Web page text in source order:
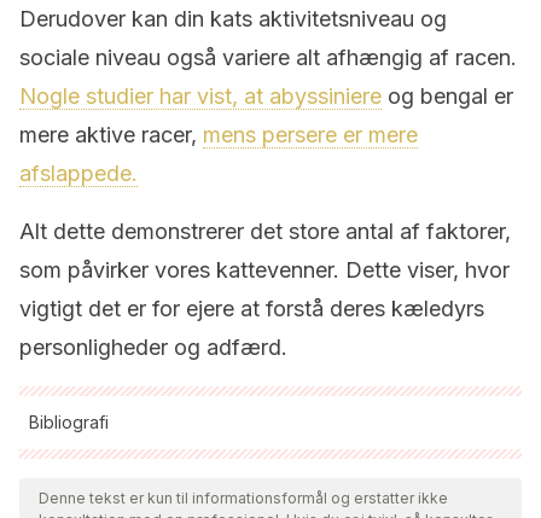
Derudover kan din kats aktivitetsniveau og
sociale niveau også variere alt afhængig af racen.
Nogle studier har vist, at abyssiniere og bengal er
mere aktive racer, mens persere er mere
afslappede.
Alt dette demonstrerer det store antal af faktorer,
som påvirker vores kattevenner. Dette viser, hvor
vigtigt det er for ejere at forstå deres kæledyrs
personligheder og adfærd.
Bibliografi
Alle citerede kilder blev grundigt gennemgået af vores team
for at sikre deres kvalitet, pålidelighed, aktualitet og validitet.
Denne tekst er kun til informationsformål og erstatter ikke